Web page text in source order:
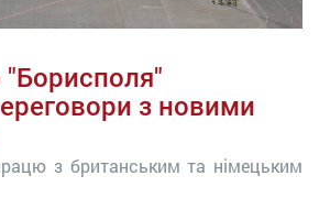
"Борисполя"
з новими
з британським та німецьким